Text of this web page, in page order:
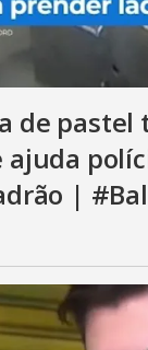
de pastel
ajuda
|